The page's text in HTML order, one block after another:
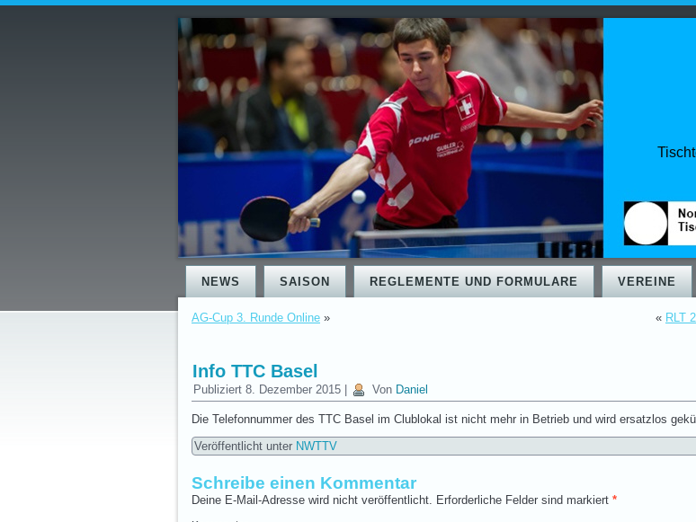
NEWS SAISON REGLEMENTE UND FORMULARE VEREINE
AG-Cup 3. Runde Online » « RLT
Info TTC Basel
Publiziert 8. Dezember 2015 Von Daniel
Die Telefonnummer des TTC Basel im Clublokal ist nicht mehr in Betrieb und wird ersatzlos
Veröffentlicht unter NWTTV
Schreibe einen Kommentar
Deine E-Mail-Adresse wird nicht veröffentlicht. Erforderliche Felder sind markiert *